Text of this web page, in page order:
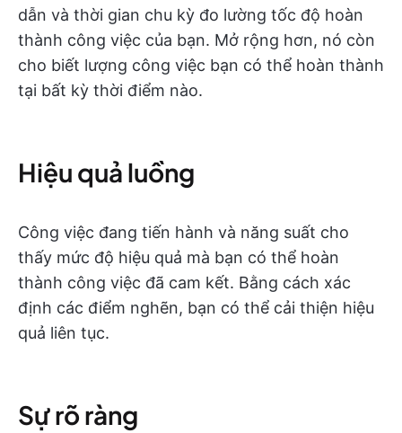
dẫn và thời gian chu kỳ đo lường tốc độ hoàn
thành công việc của bạn. Mở rộng hơn, nó còn
cho biết lượng công việc bạn có thể hoàn thành
tại bất kỳ thời điểm nào.
Hiệu quả luồng
Công việc đang tiến hành và năng suất cho
thấy mức độ hiệu quả mà bạn có thể hoàn
thành công việc đã cam kết. Bằng cách xác
định các điểm nghẽn, bạn có thể cải thiện hiệu
quả liên tục.
Sự rõ ràng